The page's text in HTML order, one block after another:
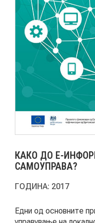
ПРОЕКТИ
УСЛУГИ
КАТАЛОГ НА УСЛУГИ
АКТУЕЛНИ ПОВИЦИ
АРХИВА
ИНИЦИЈАТИВИ
ПОСТАПКА
КАКО ДО Е-
САМОУПРАВА?
ГОДИНА: 2017
Eдни од основните